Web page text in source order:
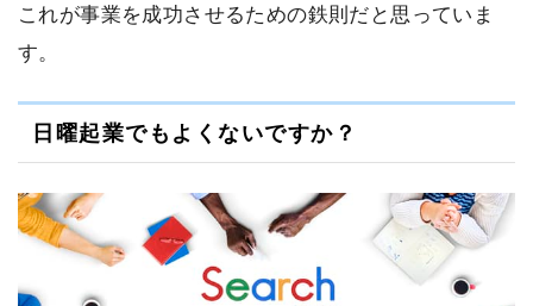
これが事業を成功させるための鉄則だと思っていま
す。
日曜起業でもよくないですか？